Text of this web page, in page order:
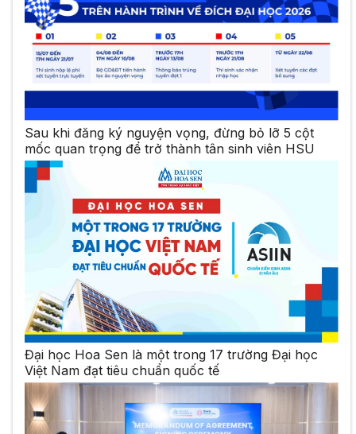
Sau khi đăng ký nguyện vọng, đừng bỏ lỡ 5 cột
mốc quan trọng để trở thành tân sinh viên HSU
Đại học Hoa Sen là một trong 17 trường Đại học
Việt Nam đạt tiêu chuẩn quốc tế